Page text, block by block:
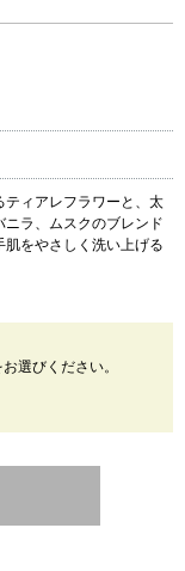
ティアレフラワーと、太
ラ、ムスクのブレンド
をやさしく洗い上げる
選びください。